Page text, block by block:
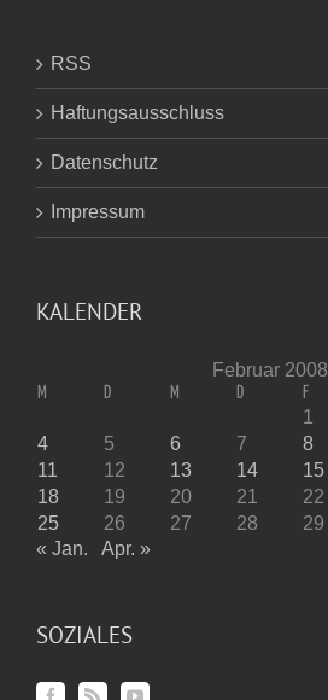
RSS
Haftungsausschluss
Datenschutz
Impressum
KALENDER
Februar 2008
M D M D F
1
4
5 6 7 8
11
12 13 14 15
18
19 20 21 22
25
26 27 28
29
« Jan.
Apr. »
SOZIALES